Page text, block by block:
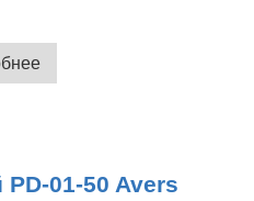
01-50 Avers